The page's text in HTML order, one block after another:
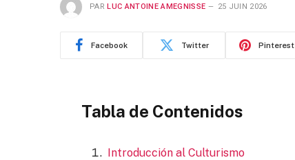
PAR LUC ANTOINE AMEGNISSE 25 JUIN 2026
Facebook Twitter Pinterest
Tabla de Contenidos
Introducción al Culturismo